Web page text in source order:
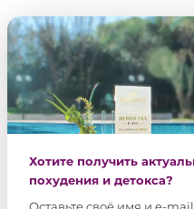
Хотите получить
похудения и детокса?